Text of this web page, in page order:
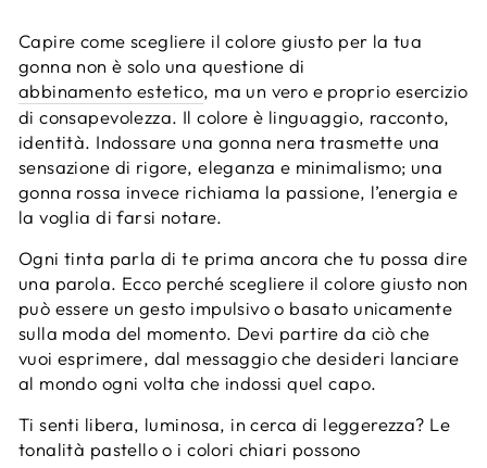
Capire come scegliere il colore giusto per la tua
gonna non è solo una questione di
abbinamento estetico, ma un vero e proprio esercizio
di consapevolezza. Il colore è linguaggio, racconto,
identità. Indossare una gonna nera trasmette una
sensazione di rigore, eleganza e minimalismo; una
gonna rossa invece richiama la passione, l’energia e
la voglia di farsi notare.
Ogni tinta parla di te prima ancora che tu possa dire
una parola. Ecco perché scegliere il colore giusto non
può essere un gesto impulsivo o basato unicamente
sulla moda del momento. Devi partire da ciò che
vuoi esprimere, dal messaggio che desideri lanciare
al mondo ogni volta che indossi quel capo.
Ti senti libera, luminosa, in cerca di leggerezza? Le
tonalità pastello o i colori chiari possono